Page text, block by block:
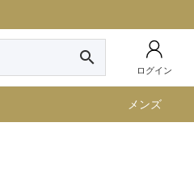
search
ログイン
メンズ